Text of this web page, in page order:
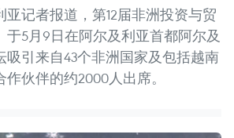
亚记者报道，第12届非洲投资与贸
于5月9日在阿尔及利亚首都阿尔及
吸引来自43个非洲国家及包括越南
伙伴的约2000人出席。